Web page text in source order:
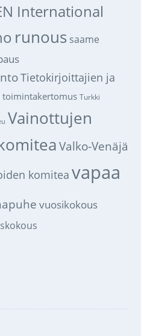
International
runous saame
Tietokirjoittajien ja
toimintakertomus Turkki
Vainottujen
Valko-Venäjä
komitea vapaa
vuosikokous